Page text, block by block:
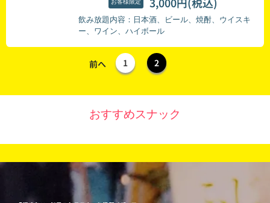
お客様限定
飲み放題内容：日本酒、ビール、焼酎、ウイスキ
ー、ワイン、ハイボール
前へ 1 2
おすすめスナック